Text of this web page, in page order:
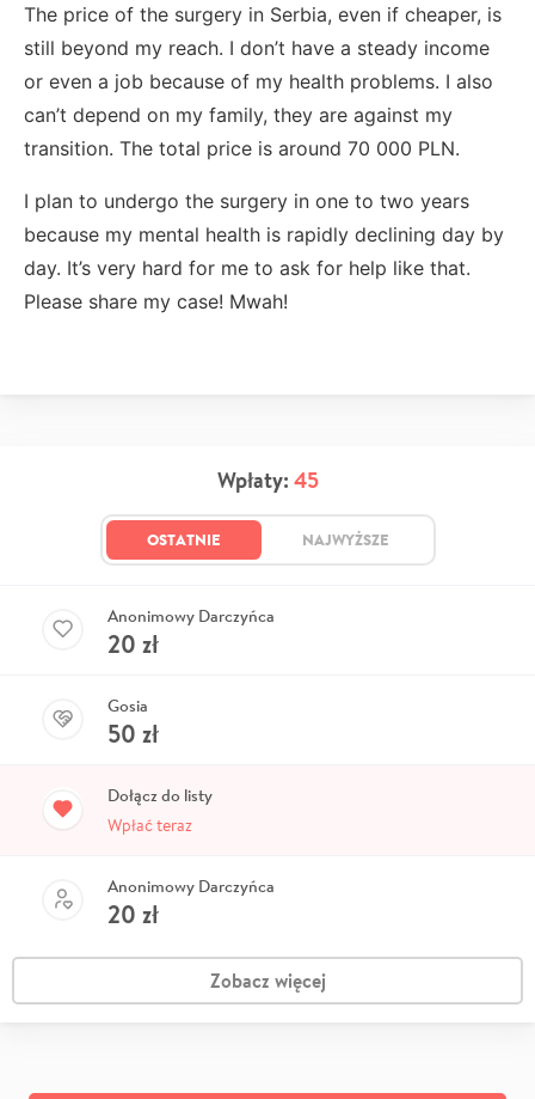
The price of the surgery in Serbia, even if cheaper, is
still beyond my reach. I don’t have a steady income
or even a job because of my health problems. I also
can’t depend on my family, they are against my
transition. The total price is around 70 000 PLN.
I plan to undergo the surgery in one to two years
because my mental health is rapidly declining day by
day. It’s very hard for me to ask for help like that.
Please share my case! Mwah!
Wpłaty: 45
OSTATNIE NAJWYŻSZE
Anonimowy Darczyńca
20 zł
Gosia
50 zł
Dołącz do listy
Wpłać teraz
Anonimowy Darczyńca
20 zł
Zobacz więcej